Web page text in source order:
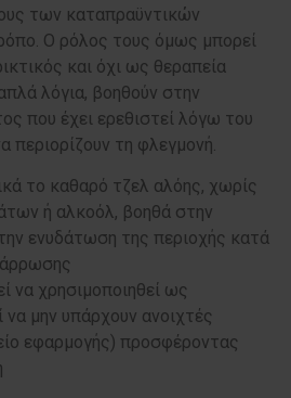
των καταπραϋντικών
Ο ρόλος τους όμως μπορεί
και όχι ως θεραπεία
λόγια, βοηθούν στην
που έχει ερεθιστεί λόγω του
περιορίζουν τη φλεγμονή.
το καθαρό τζελ αλόης, χωρίς
ή αλκοόλ, βοηθά στην
ενυδάτωση της περιοχής κατά
να χρησιμοποιηθεί ως
μην υπάρχουν ανοιχτές
εφαρμογής) προσφέροντας